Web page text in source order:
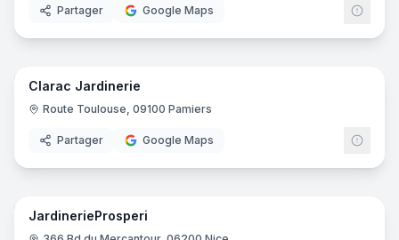
Partager Google Maps
25
Clarac Jardinerie
Route Toulouse, 09100 Pamiers
Partager Google Maps
41
JardinerieProsperi